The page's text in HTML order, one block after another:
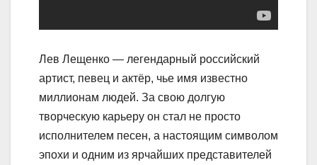
Лев Лещенко — легендарный российский
артист, певец и актёр, чье имя известно
миллионам людей. За свою долгую
творческую карьеру он стал не просто
исполнителем песен, а настоящим символом
эпохи и одним из ярчайших представителей